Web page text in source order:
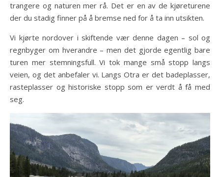
trangere og naturen mer rå. Det er en av de kjøreturene
der du stadig finner på å bremse ned for å ta inn utsikten.
Vi kjørte nordover i skiftende vær denne dagen – sol og
regnbyger om hverandre – men det gjorde egentlig bare
turen mer stemningsfull. Vi tok mange små stopp langs
veien, og det anbefaler vi. Langs Otra er det badeplasser,
rasteplasser og historiske stopp som er verdt å få med
seg.